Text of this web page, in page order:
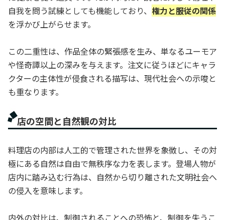
自我を問う試練としても機能しており、 権力と服従の関係
を浮かび上がらせます。
この二重性は、作品全体の緊張感を生み、単なるユーモア
や怪奇譚以上の深みを与えます。注文に従うほどにキャラ
クターの主体性が侵食される描写は、現代社会への示唆と
も重なります。
店の空間と自然観の対比
料理店の内部は人工的で管理された世界を象徴し、その対
極にある自然は自由で無秩序な力を表します。登場人物が
店内に踏み込む行為は、自然から切り離された文明社会へ
の侵入を意味します。
内外の対比は、制御されることへの恐怖と、制御を失うこ